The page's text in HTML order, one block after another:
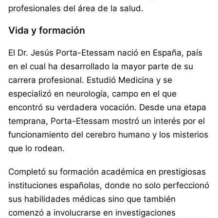
profesionales del área de la salud.
Vida y formación
El Dr. Jesús Porta-Etessam nació en España, país
en el cual ha desarrollado la mayor parte de su
carrera profesional. Estudió Medicina y se
especializó en neurología, campo en el que
encontró su verdadera vocación. Desde una etapa
temprana, Porta-Etessam mostró un interés por el
funcionamiento del cerebro humano y los misterios
que lo rodean.
Completó su formación académica en prestigiosas
instituciones españolas, donde no solo perfeccionó
sus habilidades médicas sino que también
comenzó a involucrarse en investigaciones